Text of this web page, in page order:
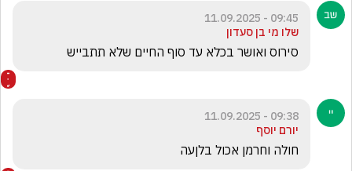
09:45 - 11.09.2025
שלו מי בן סעדון
סירוס ואושר בכלא עד סוף החיים שלא תתבייש
09:38 - 11.09.2025
יורם יוסף
חולה וחרמן אכול בלןעה